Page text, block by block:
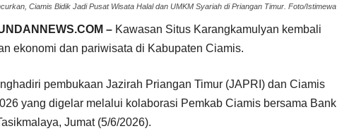
Ciamis Bidik Jadi Pusat Wisata Halal dan UMKM Syariah di Priangan Timur. Foto/Istimewa
–Kawasan Situs Karangkamulyan kembali
ekonomi dan pariwisata di Kabupaten Ciamis.
pembukaan Jazirah Priangan Timur (JAPRI) dan Ciamis
yang digelar melalui kolaborasi Pemkab Ciamis bersama Bank
Jumat (5/6/2026).